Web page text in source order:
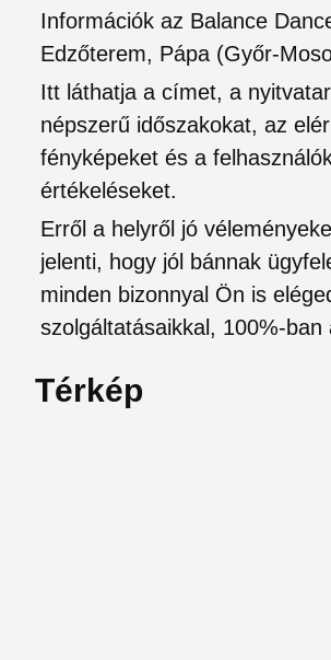
Információk az Balance
Edzőterem, Pápa (Győr-
Itt láthatja a címet, a
népszerű időszakokat, az
fényképeket és a
értékeléseket.
Erről a helyről jó
jelenti, hogy jól bánnak
minden bizonnyal Ön is
szolgáltatásaikkal, 100%-ban
Térkép